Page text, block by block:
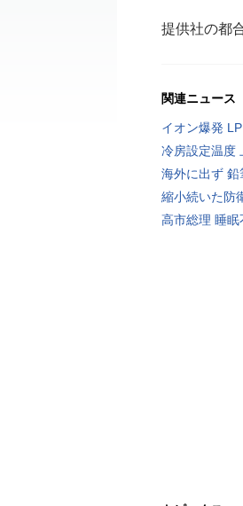
提供社の都
関連ニュース
イオン爆発
冷房設定温度
海外に出ず
縮小続いた防
高市総理 睡